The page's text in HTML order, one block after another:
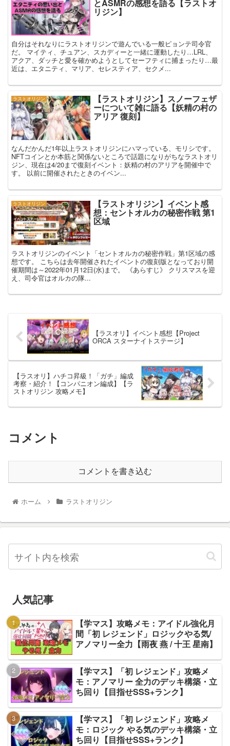
とASMRの感想を語る【ラストオ
リジン】
自分はそれなりにラストオリジンで遊んでいる一般ピョンテ司令官
だ。 マイティ、チュアン、スカディーと一緒に運動したり…LRL、
アクア、ダッチと愛を確かめようとしてセーフティに捕まったり…最
近は、エタニティ、マリア、セレスティア、セクメ...
ラストオリジン 【ラストオリジン】スノーフェザ
ーについて雑に語る【妖精の村の
アリア 復刻】
なんだかんだ1年以上ラストオリジンにハマっている、モリシです。
NFTコインとか本筋と関係ないところで話題になりがちなラストオリ
ジン、現在は4/20まで復刻イベント：妖精の村のアリアを開催中で
す。 以前に開催されたときのイベン...
ラストオリジン 【ラストオリジン】イベント感
想：セントオルカの秘密作戦 第1
区域
ラストオリジンのイベント「セントオルカの秘密作戦」第1区域の感
想です。 こちらは去年開催されたイベントの復刻版となっており開
催期間は～2022年01月12日(水)まで。 《あらすじ》 クリスマスを迎
え、司令官はオルカの隊...
【ラスオリ】イベント感想【Project
ORCA スターナイトステージ】
【ラスオリ】ハチコ昇級！「ガチ」編成
考察・紹介！【コンパニオン編成】【ラ
ストオリジン 攻略メモ】
コメント
コメントを書き込む
ホーム ラストオリジン
人気記事
【学マス】攻略メモ：アイドル強化月
間「初 レジェンド」ロジックやる気/
アノマリー全力【雨夜 燕 / 十王 星南】
【学マス】「初 レジェンド」攻略メ
モ：アノマリー 全力のデッキ構築・立
ち回り【目指せSSS+ランク】
【学マス】「初 レジェンド」攻略メ
モ：ロジック やる気のデッキ構築・立
ち回り【目指せSSS+ランク】